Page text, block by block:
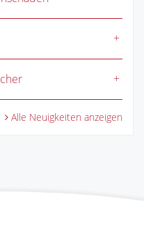
Alle Neuigkeiten anzeigen